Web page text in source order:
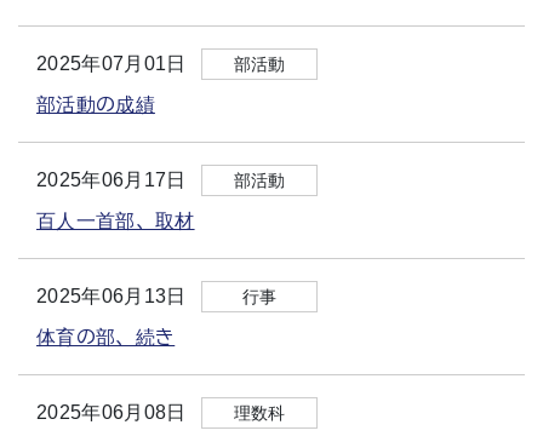
2025年07月01日 部活動
部活動の成績
2025年06月17日 部活動
百人一首部、取材
2025年06月13日 行事
体育の部、続き
2025年06月08日 理数科